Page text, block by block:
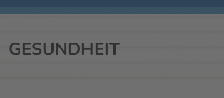
GESUNDHEIT